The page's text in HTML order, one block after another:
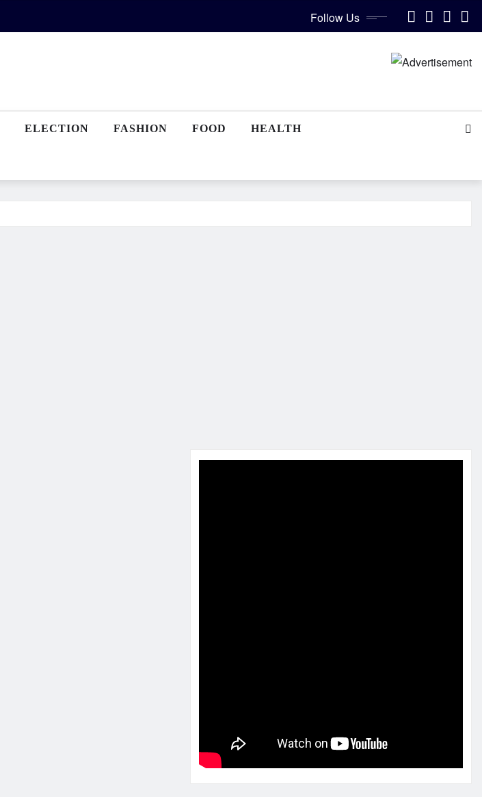
Follow Us
ELECTION FASHION FOOD HEALTH